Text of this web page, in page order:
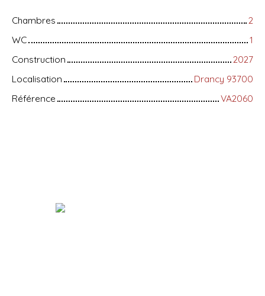
Chambres
2
WC
1
Construction
2027
Localisation
Drancy 93700
Référence
VA2060